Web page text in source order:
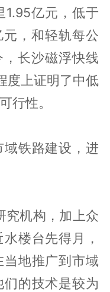
1.95亿元，低于
，和轻轨每公
长沙磁浮快线
度上证明了中低
行性。
铁路建设，进
究机构，加上众
楼台先得月，
地推广到市域
的技术是较为